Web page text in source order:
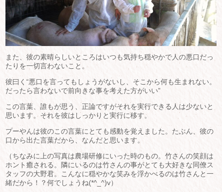
また、彼の素晴らしいところはいつも気持ち穏やかで人の悪口だっ
たりを一切言わないこと。
彼曰く“悪口を言ってもしょうがないし、そこから何も生まれない。
だったら言わないで前向きな事を考えた方がいい”
この言葉、誰もが思う、正論ですがそれを実行できる人は少ないと
思います。それを彼はしっかりと実行に移す。
プーやんは彼のこの言葉にとても感動を覚えました。たぶん、彼の
口から出た言葉だから、なんだと思います。
（ちなみに上の写真は農場研修にいった時のもの。竹さんの笑顔は
ホント癒される。隣にいるのは竹さんの事がとても大好きな同僚ス
タッフの大野君。こんなに穏やかな笑みを浮かべるのは竹さんと一
緒だから！？何でしょうね(*^_^)v）